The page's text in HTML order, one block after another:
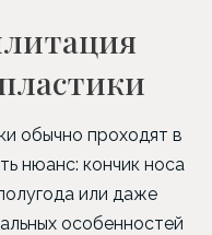
обычно проходят в
нюанс: кончик носа
или даже
особенностей